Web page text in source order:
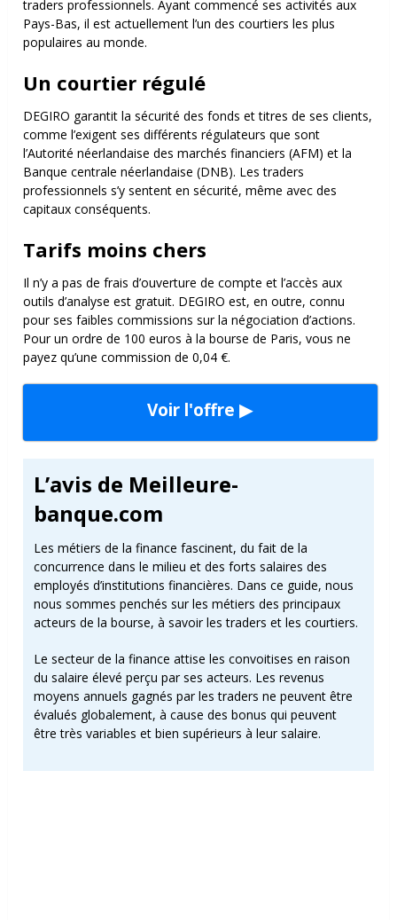
traders professionnels. Ayant commencé ses activités aux
Pays-Bas, il est actuellement l’un des courtiers les plus
populaires au monde.
Un courtier régulé
DEGIRO garantit la sécurité des fonds et titres de ses clients,
comme l’exigent ses différents régulateurs que sont
l’Autorité néerlandaise des marchés financiers (AFM) et la
Banque centrale néerlandaise (DNB). Les traders
professionnels s’y sentent en sécurité, même avec des
capitaux conséquents.
Tarifs moins chers
Il n’y a pas de frais d’ouverture de compte et l’accès aux
outils d’analyse est gratuit. DEGIRO est, en outre, connu
pour ses faibles commissions sur la négociation d’actions.
Pour un ordre de 100 euros à la bourse de Paris, vous ne
payez qu’une commission de 0,04 €.
Voir l'offre ▶
L’avis de Meilleure-
banque.com
Les métiers de la finance fascinent, du fait de la
concurrence dans le milieu et des forts salaires des
employés d’institutions financières. Dans ce guide, nous
nous sommes penchés sur les métiers des principaux
acteurs de la bourse, à savoir les traders et les courtiers.
Le secteur de la finance attise les convoitises en raison
du salaire élevé perçu par ses acteurs. Les revenus
moyens annuels gagnés par les traders ne peuvent être
évalués globalement, à cause des bonus qui peuvent
être très variables et bien supérieurs à leur salaire.